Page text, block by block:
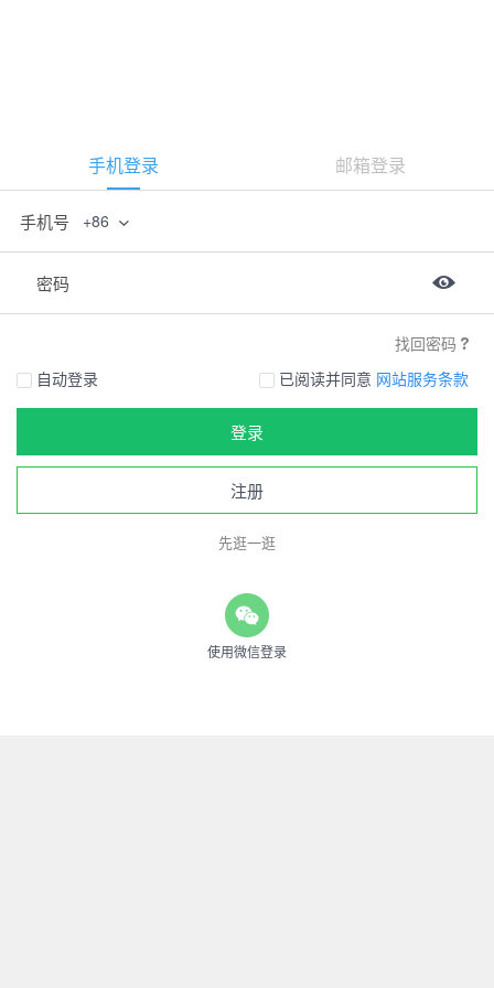
手机登录 邮箱登录
手机号 +86
密码
找回密码
自动登录
已阅读并同意 网站服务条款
登录
注册
先逛一逛
使用微信登录